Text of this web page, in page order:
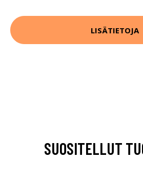
LISÄTIETOJA
SUOSITELLUT